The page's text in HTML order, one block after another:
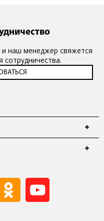
и наш менеджер свяжется